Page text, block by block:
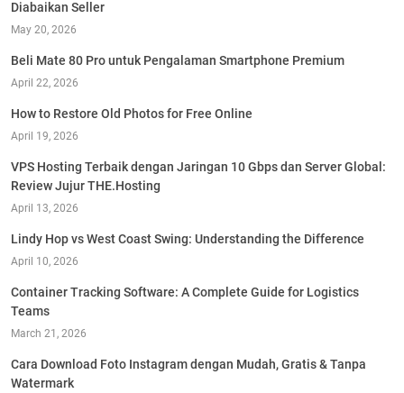
Diabaikan Seller
May 20, 2026
Beli Mate 80 Pro untuk Pengalaman Smartphone Premium
April 22, 2026
How to Restore Old Photos for Free Online
April 19, 2026
VPS Hosting Terbaik dengan Jaringan 10 Gbps dan Server Global:
Review Jujur THE.Hosting
April 13, 2026
Lindy Hop vs West Coast Swing: Understanding the Difference
April 10, 2026
Container Tracking Software: A Complete Guide for Logistics
Teams
March 21, 2026
Cara Download Foto Instagram dengan Mudah, Gratis & Tanpa
Watermark